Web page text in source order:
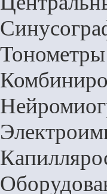
Тонометры